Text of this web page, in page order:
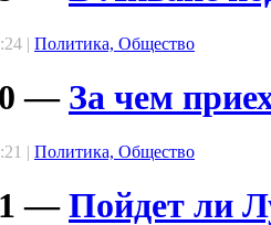
| Политика, Общество
— За чем
| Политика, Общество
—Пойдет ли